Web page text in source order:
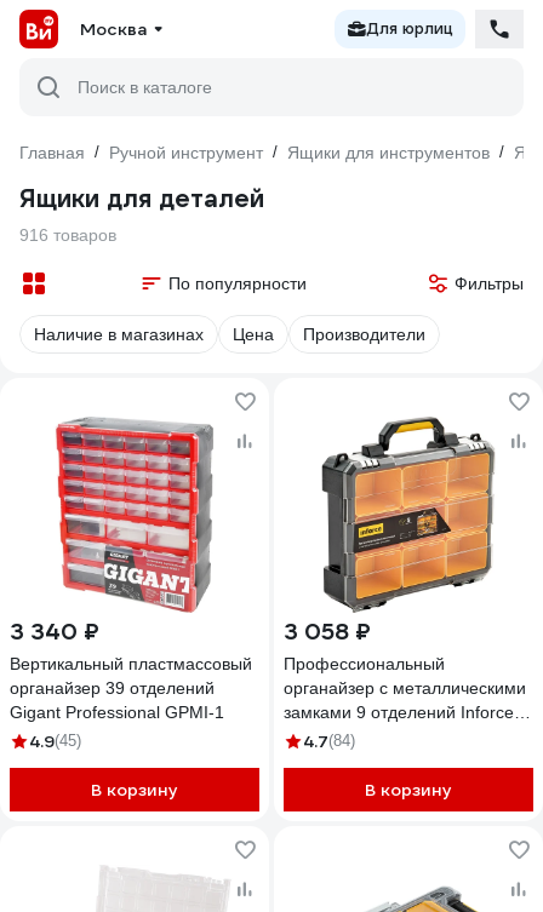
Москва Для юрлиц
Поиск в каталоге
Главная / Ручной инструмент / Ящики для инструментов /
Ящики для деталей
916 товаров
По популярности Фильтры
Наличие в магазинах Цена Производители
3 340 ₽
Вертикальный пластмассовый
органайзер 39 отделений
Gigant Professional GPMI-1
4.9(45)
В корзину
3 058 ₽
Профессиональный
органайзер с металлическими
замками 9 отделений Inforce
06-20-10
4.7(84)
В корзину